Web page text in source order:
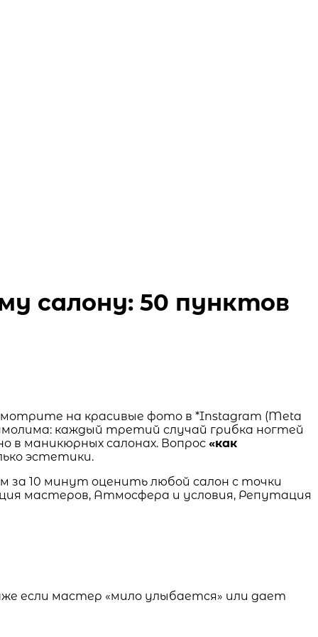
салону: 50 пунктов
на красивые фото в *Instagram (Meta
каждый третий случай грибка ногтей
в маникюрных салонах. Вопрос «как
эстетики.
10 минут оценить любой салон с точки
мастеров, Атмосфера и условия, Репутация
если мастер «мило улыбается» или дает